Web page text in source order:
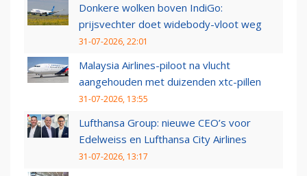
Donkere wolken boven IndiGo:
prijsvechter doet widebody-vloot weg
31-07-2026, 22:01
Malaysia Airlines-piloot na vlucht
aangehouden met duizenden xtc-pillen
31-07-2026, 13:55
Lufthansa Group: nieuwe CEO’s voor
Edelweiss en Lufthansa City Airlines
31-07-2026, 13:17